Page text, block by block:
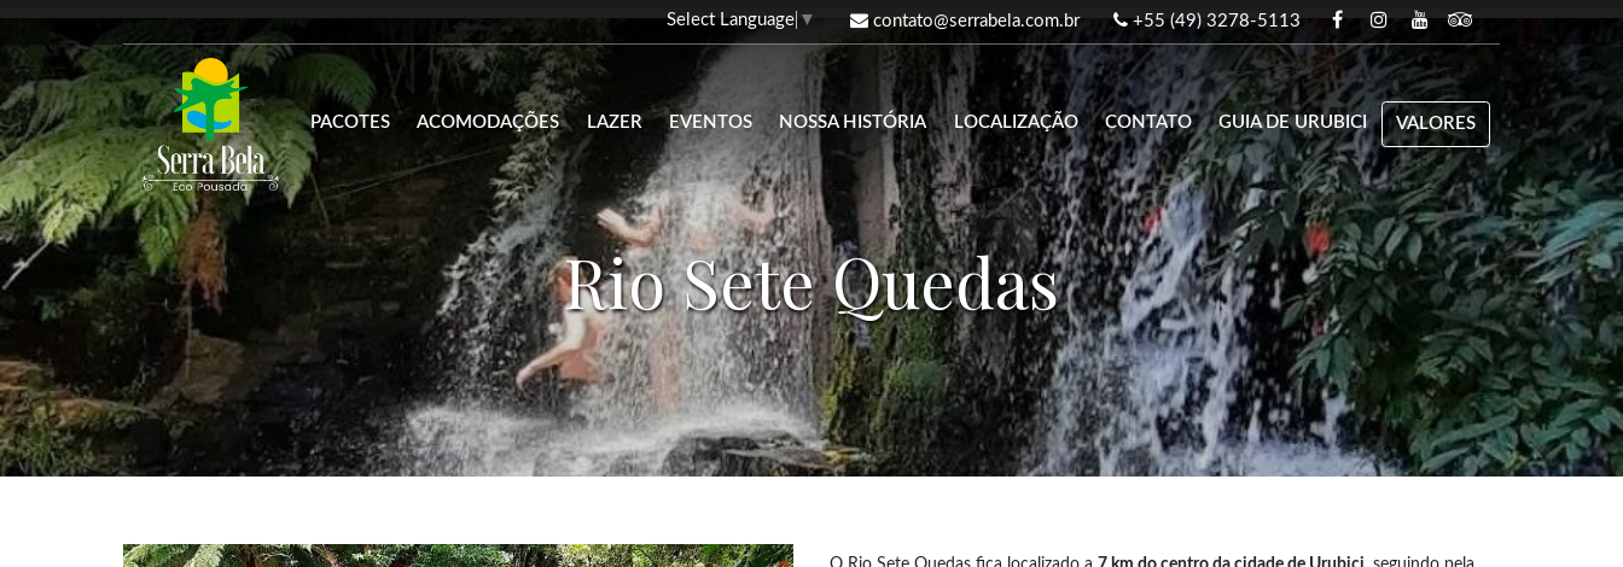
Select Language ▼ contato@serrabela.com.br +55 (49) 3278-5113
PACOTES ACOMODAÇÕES LAZER EVENTOS NOSSA HISTÓRIA LOCALIZAÇÃO CONTATO GUIA DE URUBICI VALORES
Rio Sete Quedas